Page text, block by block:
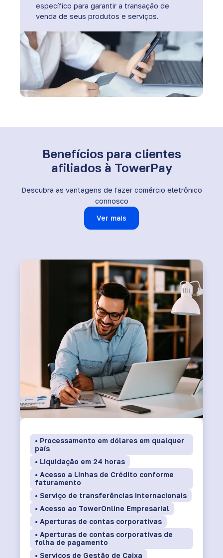
específico para garantir a transação de
venda de seus produtos e serviços.
Benefícios para clientes
afiliados à TowerPay
Descubra as vantagens de fazer comércio eletrônico
connosco
Ver mais
• Processamento em dólares em qualquer
país
• Liquidação em 24 horas
• Acesso a Linhas de Crédito conforme
faturamento
• Serviço de transferências internacionais
• Acesso ao TowerOnline Empresarial
• Aperturas de contas corporativas
• Aperturas de contas corporativas de
folha de pagamento
• Serviços de Gestão de Caixa